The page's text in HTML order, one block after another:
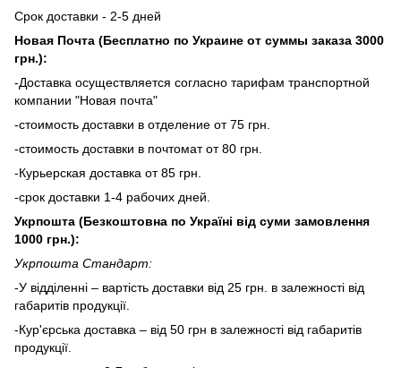
Срок доставки - 2-5 дней
Новая Почта (Бесплатно по Украине от суммы заказа 3000
грн.):
-Доставка осуществляется согласно тарифам транспортной
компании "Новая почта"
-стоимость доставки в отделение от 75 грн.
-стоимость доставки в почтомат от 80 грн.
-Курьерская доставка от 85 грн.
-срок доставки 1-4 рабочих дней.
Укрпошта (Безкоштовна по Україні від суми замовлення
1000 грн.):
Укрпошта Стандарт:
-У відділенні – вартість доставки від 25 грн. в залежності від
габаритів продукції.
-Кур'єрська доставка – від 50 грн в залежності від габаритів
продукції.